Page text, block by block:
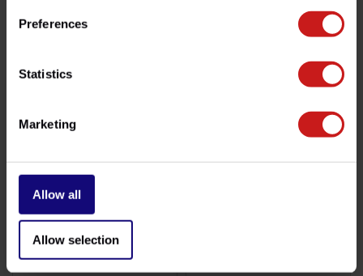
Preferences
Statistics
Marketing
Allow all
Allow selection
3